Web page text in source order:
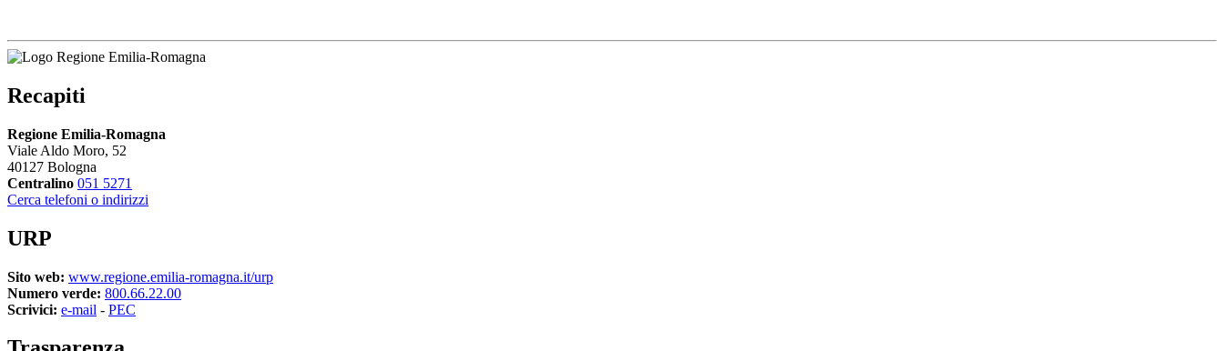
Recapiti
Regione Emilia-Romagna
Viale Aldo Moro, 52
40127 Bologna
Centralino 051 5271
Cerca telefoni o indirizzi
URP
Sito web: www.regione.emilia-romagna.it/urp
Numero verde: 800.66.22.00
Scrivici: e-mail - PEC